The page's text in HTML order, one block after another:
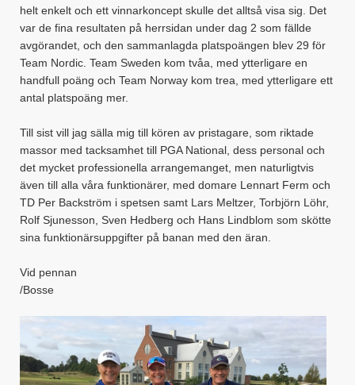
helt enkelt och ett vinnarkoncept skulle det alltså visa sig. Det
var de fina resultaten på herrsidan under dag 2 som fällde
avgörandet, och den sammanlagda platspoängen blev 29 för
Team Nordic. Team Sweden kom tvåa, med ytterligare en
handfull poäng och Team Norway kom trea, med ytterligare ett
antal platspoäng mer.
Till sist vill jag sälla mig till kören av pristagare, som riktade
massor med tacksamhet till PGA National, dess personal och
det mycket professionella arrangemanget, men naturligtvis
även till alla våra funktionärer, med domare Lennart Ferm och
TD Per Backström i spetsen samt Lars Meltzer, Torbjörn Löhr,
Rolf Sjunesson, Sven Hedberg och Hans Lindblom som skötte
sina funktionärsuppgifter på banan med den äran.
Vid pennan
/Bosse